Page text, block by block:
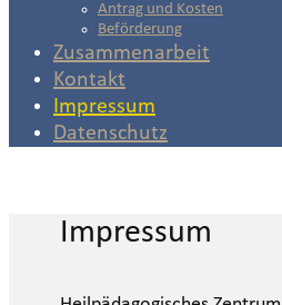
Antrag und Kosten
Beförderung
Zusammenarbeit
Kontakt
Impressum
Datenschutz
Impressum